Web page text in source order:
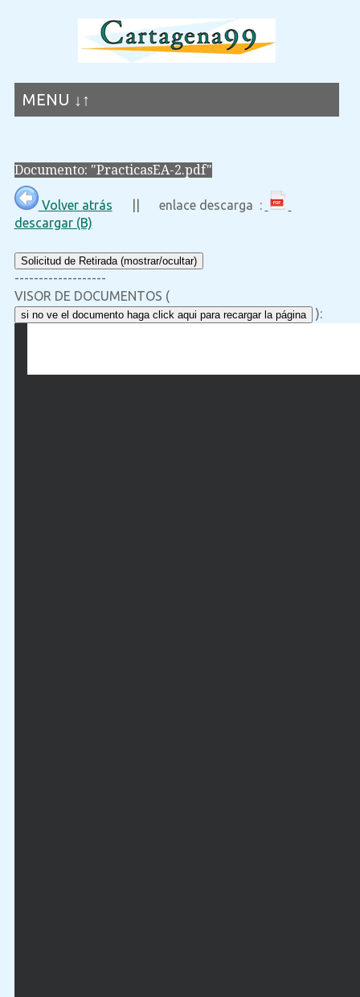
MENU ↓↑
Documento: "PracticasEA-2.pdf"
Volver atrás || enlace descarga :
descargar (B)
Solicitud de Retirada (mostrar/ocultar)
-------------------
VISOR DE DOCUMENTOS (
si no ve el documento haga click aqui para recargar la página ):